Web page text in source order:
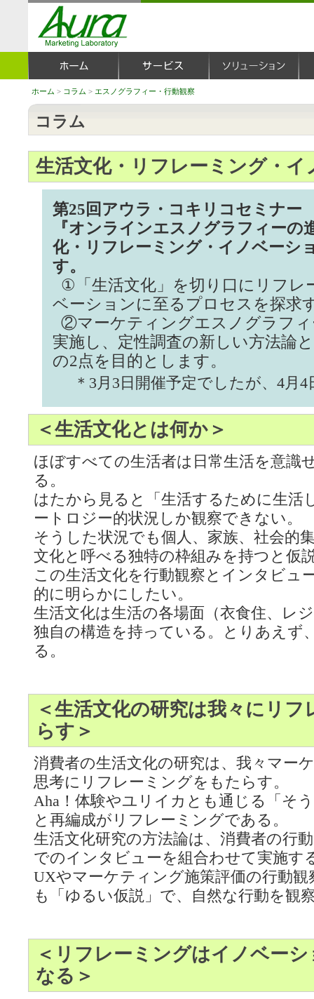
ホーム > コラム > エスノグラフィー・行動観察
コラム
生活文化・リフレーミング・イ
第25回アウラ・コキリコセミナー
『オンラインエスノグラフィー
化・リフレーミング・イノベーシ
す。
①「生活文化」を切り口にリフレ
ベーションに至るプロセスを探求
②マーケティングエスノグラフ
実施し、定性調査の新しい方法論
の2点を目的とします。
＊3月3日開催予定でしたが、4月
＜生活文化とは何か＞
ほぼすべての生活者は日常生活を意識
る。
はたから見ると「生活するために生活
ートロジー的状況しか観察できない。
そうした状況でも個人、家族、社会的
文化と呼べる独特の枠組みを持つと仮
この生活文化を行動観察とインタビュ
的に明らかにしたい。
生活文化は生活の各場面（衣食住、レ
独自の構造を持っている。とりあえず
る。
＜生活文化の研究は我々にリ
らす＞
消費者の生活文化の研究は、我々マー
思考にリフレーミングをもたらす。
Aha！体験やユリイカとも通じる「そ
と再編成がリフレーミングである。
生活文化研究の方法論は、消費者の行
でのインタビューを組合わせて実施す
UXやマーケティング施策評価の行動
も「ゆるい仮説」で、自然な行動を観
＜リフレーミングはイノベー
なる＞